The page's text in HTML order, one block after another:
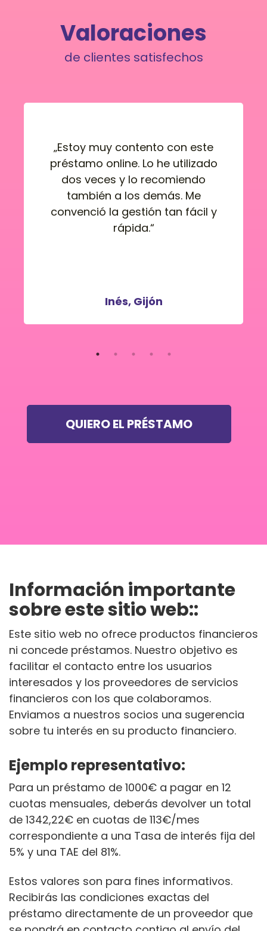
Valoraciones
de clientes satisfechos
contento con este
Lo he utilizado
y lo recomiendo
los demás. Me
gestión tan fácil y
„Me gusta que
sea rápido,
Conseguí el
papeleos, sin
ni
QUIERO EL PRÉSTAMO
Información importante
sobre este sitio web::
Este sitio web no ofrece productos financieros
ni concede préstamos. Nuestro objetivo es
facilitar el contacto entre los usuarios
interesados y los proveedores de servicios
financieros con los que colaboramos.
Enviamos a nuestros socios una sugerencia
sobre tu interés en su producto financiero.
Ejemplo representativo:
Para un préstamo de 1000€ a pagar en 12
cuotas mensuales, deberás devolver un total
de 1342,22€ en cuotas de 113€/mes
correspondiente a una Tasa de interés fija del
5% y una TAE del 81%.
Estos valores son para fines informativos.
Recibirás las condiciones exactas del
préstamo directamente de un proveedor que